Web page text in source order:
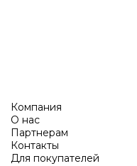
Компания
О нас
Партнерам
Контакты
Для покупателей